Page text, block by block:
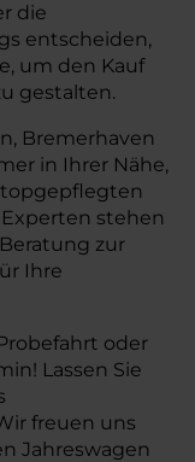
die
entscheiden,
um den Kauf
gestalten.
Bremerhaven
in Ihrer Nähe,
stehen
zur
Ihre
oder
Lassen Sie
freuen uns
Jahreswagen